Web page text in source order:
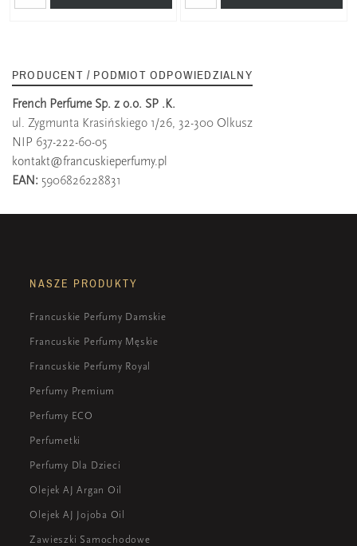
PRODUCENT / PODMIOT ODPOWIEDZIALNY
French Perfume Sp. z o.o. SP .K.
ul. Zygmunta Krasińskiego 1/26, 32-300 Olkusz
NIP 637-222-60-05
kontakt@francuskieperfumy.pl
EAN: 5906826228831
NASZE PRODUKTY
Francuskie Perfumy Damskie
Francuskie Perfumy Męskie
Francuskie Perfumy Royal
Perfumy Premium
Perfumy ECO
Perfumetki
Perfumy Dla Dzieci
Olejek AJ Argan Oil
Olejek AJ Jojoba Oil
Zawieszki Samochodowe